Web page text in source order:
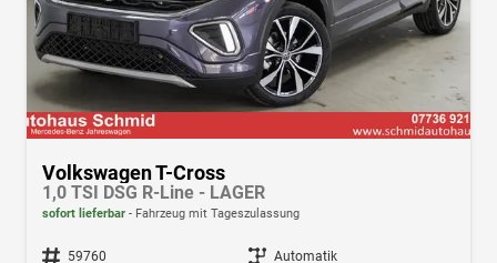
Volkswagen T-Cross
1,0 TSI DSG R-Line - LAGER
sofort lieferbar Fahrzeug mit Tageszulassung
Fahrzeugnr. 59760 Getriebe Automatik